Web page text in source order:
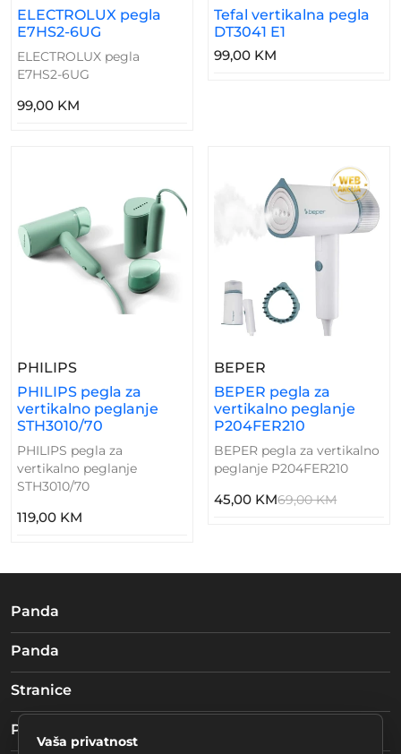
ELECTROLUX pegla
E7HS2-6UG
ELECTROLUX pegla
E7HS2-6UG
99,00 KM
Tefal vertikalna pegla
DT3041 E1
99,00 KM
PHILIPS– PHILIPS Pegla Za Vertikalno Peglanje
PHILIPS pegla za
vertikalno peglanje
STH3010/70
PHILIPS pegla za
vertikalno peglanje
STH3010/70
119,00 KM
BEPER
BEPER pegla za
vertikalno peglanje
P204FER210
BEPER pegla za vertikalno
peglanje P204FER210
45,00 KM69,00 KM
Panda
Panda
Stranice
Pratite nas
Vaša privatnost